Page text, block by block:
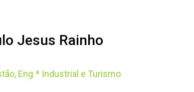
Jesus Rainho
Eng.ª Industrial e Turismo